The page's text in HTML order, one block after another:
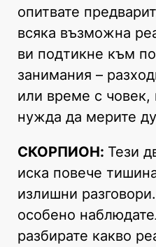
опитвате
всяка възможна
ви подтикне към
занимания –
или време с човек,
нужда да мерите
СКОРПИОН: Тези
иска повече
излишни
особено
разбирате какво